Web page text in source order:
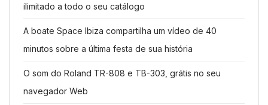
ilimitado a todo o seu catálogo
A boate Space Ibiza compartilha um vídeo de 40
minutos sobre a última festa de sua história
O som do Roland TR-808 e TB-303, grátis no seu
navegador Web